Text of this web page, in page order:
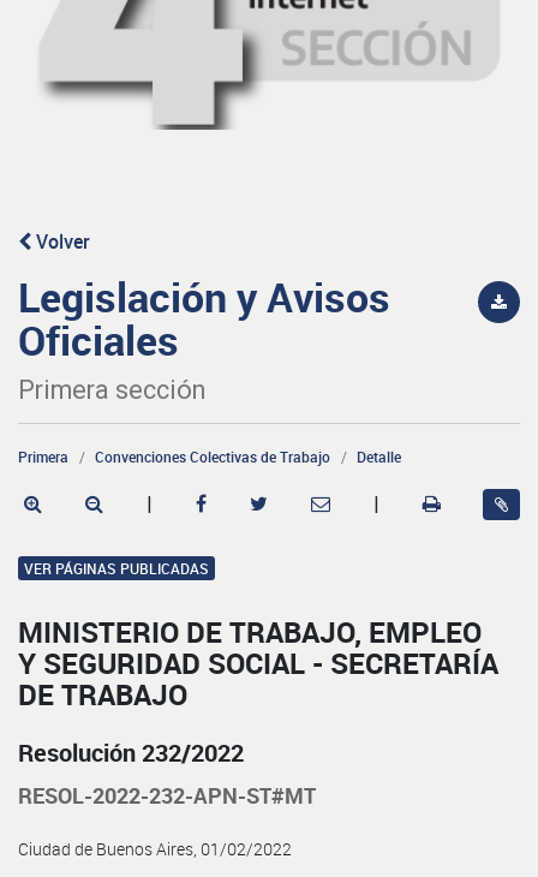
Volver
Legislación y Avisos
Oficiales
Primera sección
Primera Convenciones Colectivas de Trabajo Detalle
| |
VER PÁGINAS PUBLICADAS
MINISTERIO DE TRABAJO, EMPLEO
Y SEGURIDAD SOCIAL - SECRETARÍA
DE TRABAJO
Resolución 232/2022
RESOL-2022-232-APN-ST#MT
Ciudad de Buenos Aires, 01/02/2022